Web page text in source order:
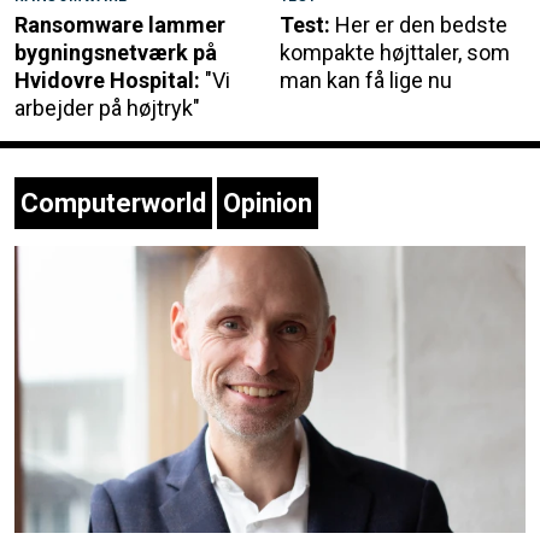
Ransomware lammer
bygningsnetværk på
Hvidovre Hospital: "Vi
arbejder på højtryk"
Test: Her er den bedste
kompakte højttaler, som
man kan få lige nu
Computerworld Opinion